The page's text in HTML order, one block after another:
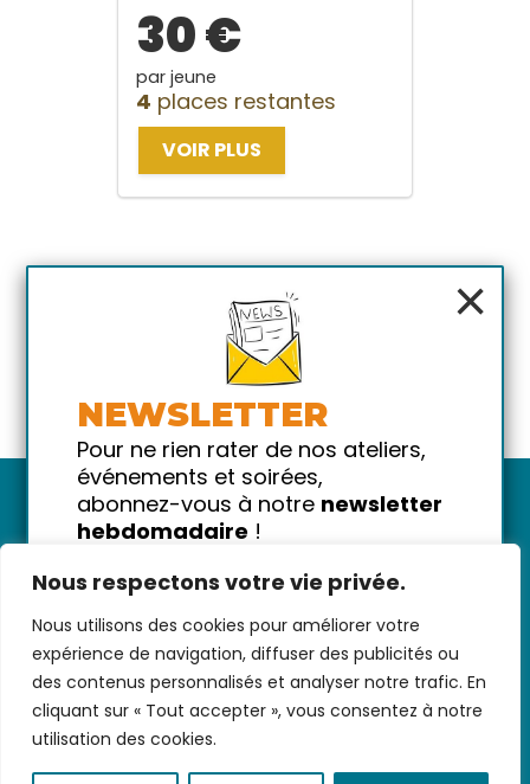
Nous respectons votre vie privée.
Nous utilisons des cookies pour améliorer votre
expérience de navigation, diffuser des publicités ou
des contenus personnalisés et analyser notre trafic. En
cliquant sur « Tout accepter », vous consentez à notre
utilisation des cookies.
30 €
par jeune
4 places restantes
VOIR PLUS
Nous contacter- CGV/CGU-Données
personnelles-Infos pratiques- FAQ
×
NEWSLETTER
Pour ne rien rater de nos ateliers,
événements et soirées,
abonnez-vous à notre newsletter
hebdomadaire !
!
Votre email